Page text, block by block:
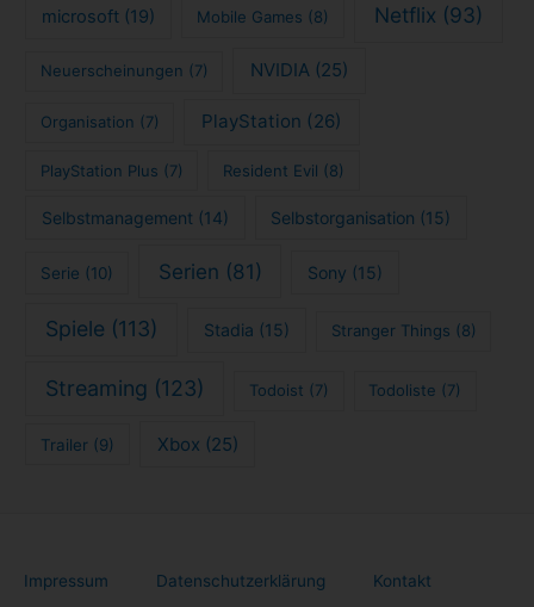
microsoft (19) Mobile Games (8) Netflix (93)
Neuerscheinungen (7) NVIDIA (25)
Organisation (7) PlayStation (26)
PlayStation Plus (7) Resident Evil (8)
Selbstmanagement (14) Selbstorganisation (15)
Serie (10) Serien (81) Sony (15)
Spiele (113) Stadia (15) Stranger Things (8)
Streaming (123) Todoist (7) Todoliste (7)
Trailer (9) Xbox (25)
Impressum Datenschutzerklärung Kontakt